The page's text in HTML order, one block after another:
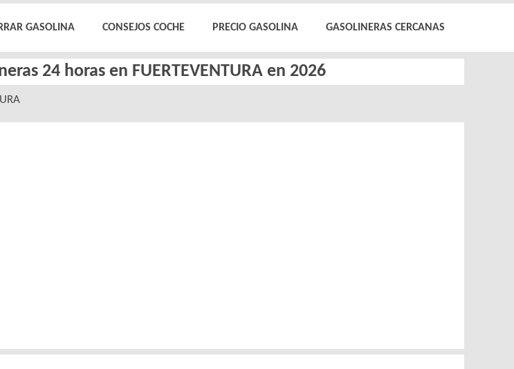
GASOLINA CONSEJOS COCHE PRECIO GASOLINA GASOLINERAS CERCANAS
24 horas en FUERTEVENTURA en 2026